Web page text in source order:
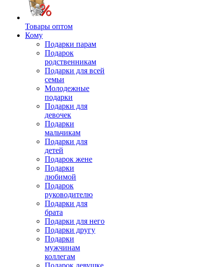
Товары оптом
Кому
Подарки парам
Подарок
родственникам
Подарки для всей
семьи
Молодежные
подарки
Подарки для
девочек
Подарки
мальчикам
Подарки для
детей
Подарок жене
Подарки
любимой
Подарок
руководителю
Подарки для
брата
Подарки для него
Подарки другу
Подарки
мужчинам
коллегам
Подарок девушке